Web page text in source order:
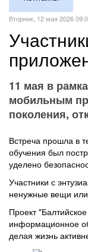
Вторник, 12 мая 2026
11 мая в
мобильным
поколения,
Встреча прошла в
обучения был
уделено
Участники с
ненужные вещи
Проект
информационное
делая жизнь